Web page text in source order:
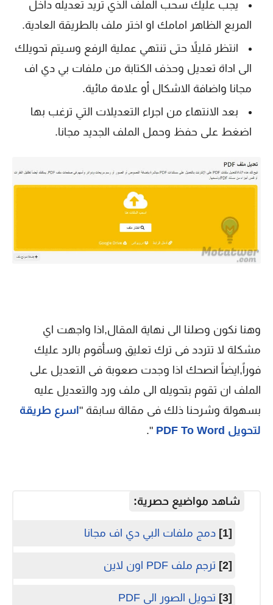
يجب عليك سحب الملف الذي تريد تعديله داخل
المربع الظاهر امامك او اختر ملف بالطريقة العادية.
انتظر قليلاً حتى تنتهي عملية الرفع وسيتم تحويلك
الى اداة تعديل وحذف الكتابة من ملفات بي دي اف
مجانا واضافة الاشكال أو علامة مائية.
بعد الانتهاء من اجراء التعديلات التي ترغب بها
اضغط على حفظ وحمل الملف الجديد مجانا.
وهنا نكون وصلنا الى نهاية المقال,اذا واجهت اي
مشكلة لا تتردد فى ترك تعليق وسأقوم بالرد عليك
فوراً,ايضاً انصحك اذا وجدت صعوبة فى التعديل على
الملف ان تقوم بتحويله الى ملف ورد والتعديل عليه
بسهولة وشرحنا ذلك فى مقالة سابقة "اسرع طريقة
لتحويل PDF To Word
".
شاهد مواضيع حصرية:
[1] دمج ملفات البي دي اف مجانا
[2] ترجم ملف PDF اون لاين
[3] تحويل الصور الى PDF